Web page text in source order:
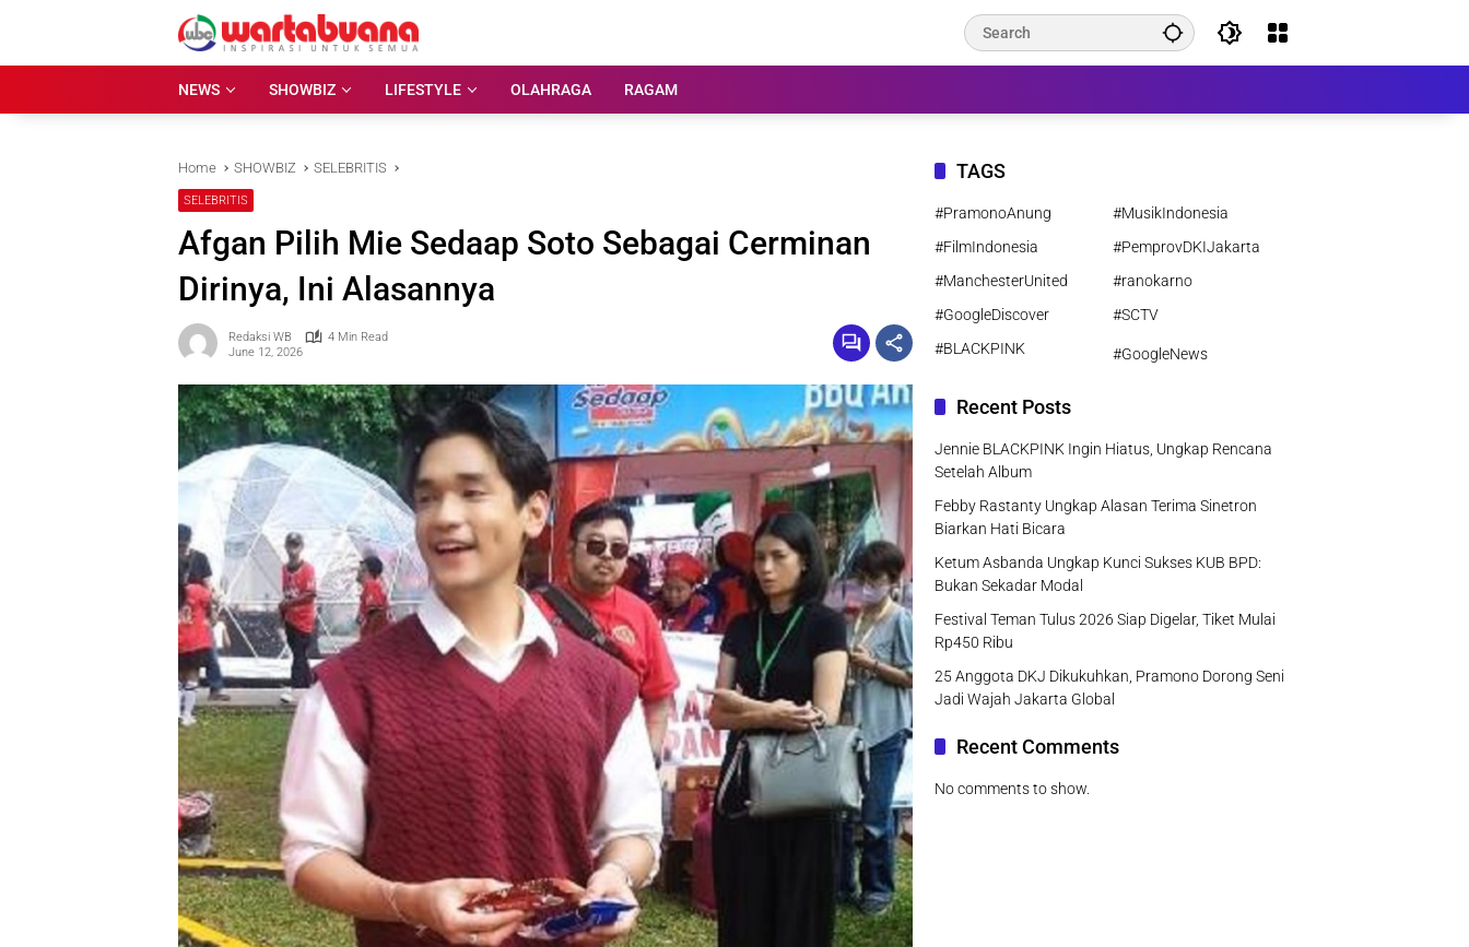
NEWS
SHOWBIZ LIFESTYLE OLAHRAGA RAGAM
Home SHOWBIZ SELEBRITIS
SELEBRITIS
Afgan Pilih Mie Sedaap Soto Sebagai Cerminan
Dirinya, Ini Alasannya
Redaksi WB
4 Min Read
June 12, 2026
TAGS
#PramonoAnung
#MusikIndonesia
#FilmIndonesia
#PemprovDKIJakarta
#ManchesterUnited
#ranokarno
#GoogleDiscover
#SCTV
#BLACKPINK
#GoogleNews
Recent Posts
Jennie BLACKPINK Ingin Hiatus, Ungkap Rencana
Setelah Album
Febby Rastanty Ungkap Alasan Terima Sinetron
Biarkan Hati Bicara
Ketum Asbanda Ungkap Kunci Sukses KUB BPD:
Bukan Sekadar Modal
Festival Teman Tulus 2026 Siap Digelar, Tiket Mulai
Rp450 Ribu
25 Anggota DKJ Dikukuhkan, Pramono Dorong Seni
Jadi Wajah Jakarta Global
Recent Comments
No comments to show.